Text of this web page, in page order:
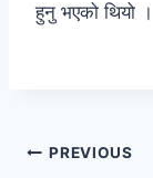
हुनु भएको थियो ।
PREVIOUS